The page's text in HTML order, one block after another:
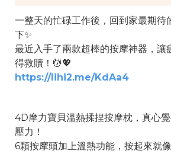
一整天的忙碌工作後，回到家最期待
下✨
最近入手了兩款超棒的按摩神器，讓
得救贖！💆💖
https://lihi2.me/KdAa4
4D摩力寶貝溫熱揉捏按摩枕，真心
壓力！
6顆按摩頭加上溫熱功能，按起來就